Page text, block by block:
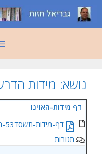
לדלג
לתוכן
נושא: מידות
‏‏דף מידות-האזינו
‏‏דף-מידות-תשסד53-האזינו.pdf
תגובות